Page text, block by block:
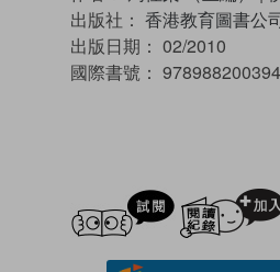
出版社： 香港教育圖書公
出版日期： 02/2010
國際書號：
試閲